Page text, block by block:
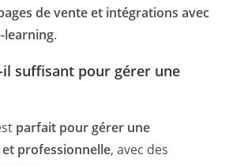
de vente et intégrations avec
learning.
il suffisant pour gérer une
parfait pour gérer une
professionnelle, avec des